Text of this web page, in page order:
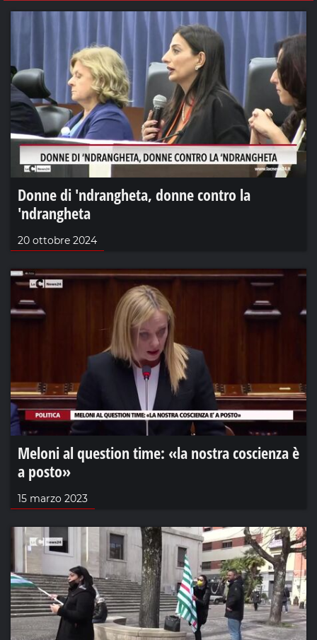
Donne di 'ndrangheta, donne contro la
'ndrangheta
20 ottobre 2024
Meloni al question time: «la nostra coscienza è
a posto»
15 marzo 2023